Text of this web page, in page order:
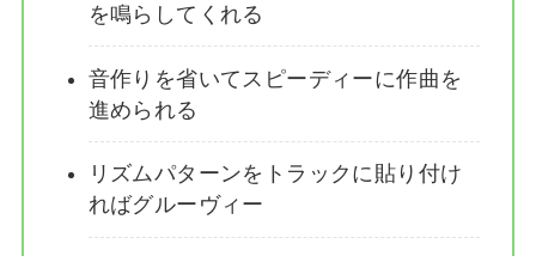
を鳴らしてくれる
音作りを省いてスピーディーに作曲を
進められる
リズムパターンをトラックに貼り付け
ればグルーヴィー